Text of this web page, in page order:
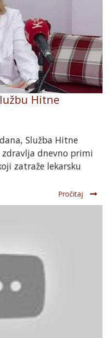
Hitne
Služba Hitne
dnevno primi
zatraže lekarsku
Pročitaj